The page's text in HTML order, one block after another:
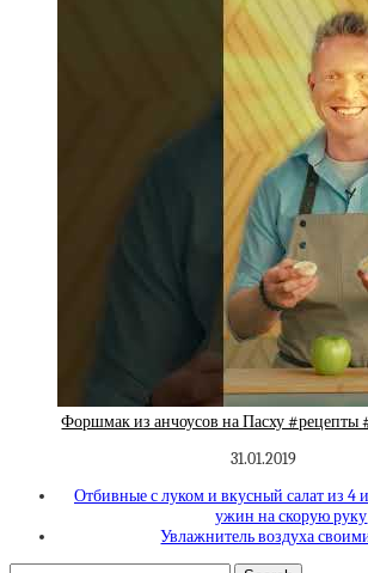
Форшмак из анчоусов на Пасху #рецепты
31.01.2019
Отбивные с луком и вкусный салат из 4
ужин на скорую руку
Увлажнитель воздуха